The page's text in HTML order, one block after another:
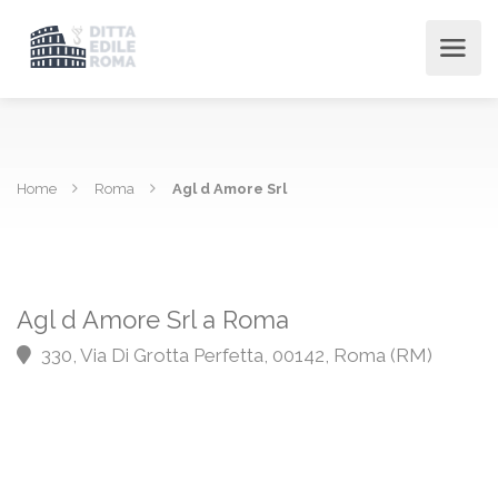
Home Roma Agl d Amore Srl
Agl d Amore Srl a Roma
330, Via Di Grotta Perfetta, 00142, Roma (RM)